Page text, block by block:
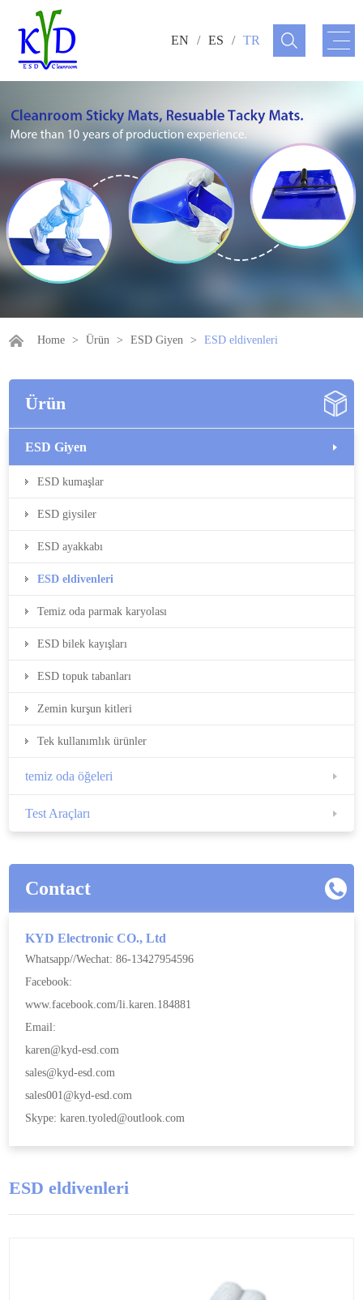
EN / ES / TR
Home > Ürün > ESD Giyen > ESD eldivenleri
Ürün
ESD Giyen
ESD kumaşlar
ESD giysiler
ESD ayakkabı
ESD eldivenleri
Temiz oda parmak karyolası
ESD bilek kayışları
ESD topuk tabanları
Zemin kurşun kitleri
Tek kullanımlık ürünler
temiz oda öğeleri
Test Araçları
Contact
KYD Electronic CO., Ltd
Whatsapp//Wechat: 86-13427954596
Facebook:
www.facebook.com/li.karen.184881
Email:
karen@kyd-esd.com
sales@kyd-esd.com
sales001@kyd-esd.com
Skype: karen.tyoled@outlook.com
ESD eldivenleri